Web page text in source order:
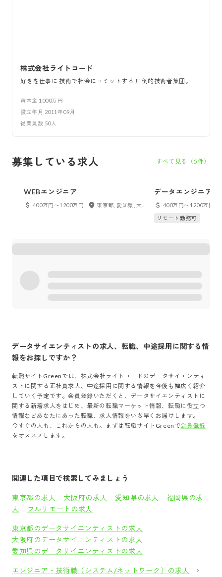
株式会社ライトコード
好きを仕事に 技術で社会にコミットする 圧倒的技術者集団。
資本金 1000万円
設立年月 2011年09月
従業員数 50人
募集している求人 すべて見る（5件）
WEBエンジニア
400万円〜1200万円
データエンジニア
400万円〜1200万円
リモート勤務可
データサイエンティスト の求人、転職、中途採用に関する情
報をお探しですか？
転職サイトGreenでは、 株式会社ライトコード の データサイエンティ
スト に関する正社員求人、中途採用に関する情報を今後も幅広く紹介
していく予定です。会員登録いただくと、 データサイエンティスト に
関する新着求人をはじめ、最新の転職マーケット情報、転職に役立つ
情報などあなたにあった転職、求人情報をいち早くお届けします。
今すぐの人も、これからの人も。まずは転職サイトGreenで会員登録
をオススメします。
関連した項目で検索してみましょう
東京都の求人 大阪府の求人 愛知県の求人
福岡県の求
人
フルリモートの求人
東京都のデータサイエンティストの求人
大阪府のデータサイエンティストの求人
愛知県のデータサイエンティストの求人
エンジニア・技術職（システム/ネットワーク）の求人